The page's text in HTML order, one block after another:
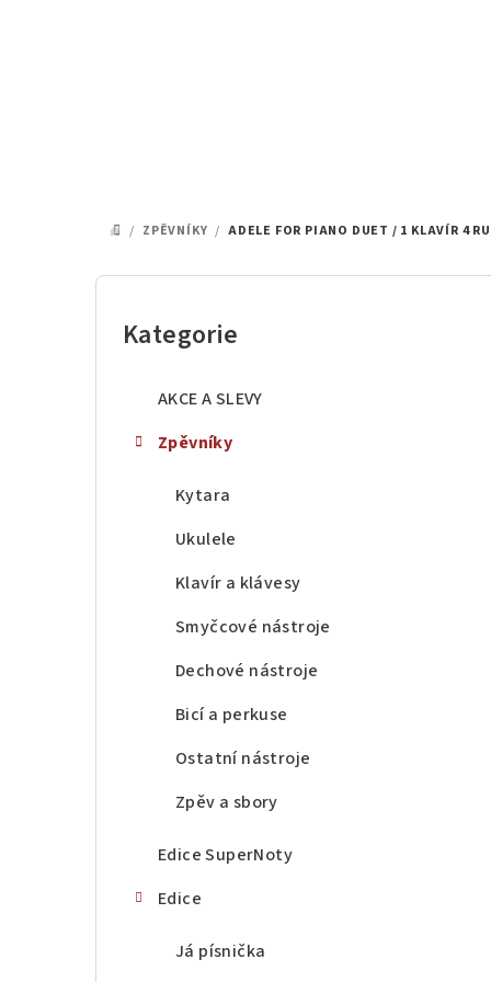
DOMŮ
/ ZPĚVNÍKY / ADELE FOR PIANO DUET / 1 KLAVÍR 4
P
Přeskočit
Kategorie
AKCE A SLEVY
Zpěvníky
Kytara
Ukulele
Klavír a klávesy
Smyčcové nástroje
Dechové nástroje
Bicí a perkuse
Ostatní nástroje
Zpěv a sbory
Edice SuperNoty
Edice
Já písnička